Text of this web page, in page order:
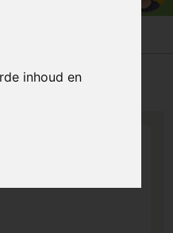
inhoud en